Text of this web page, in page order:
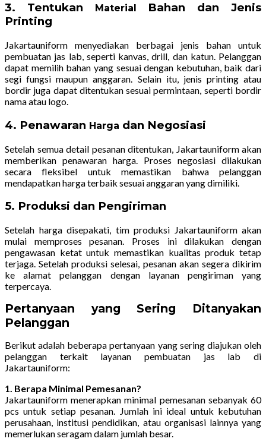
3. Tentukan Material
Bahan dan Jenis
Printing
Jakartauniform menyediakan berbagai jenis bahan untuk
pembuatan jas lab, seperti kanvas, drill, dan katun. Pelanggan
dapat memilih bahan yang sesuai dengan kebutuhan, baik dari
segi fungsi maupun anggaran. Selain itu, jenis printing atau
bordir juga dapat ditentukan sesuai permintaan, seperti bordir
nama atau logo.
4. Penawaran Harga dan Negosiasi
Setelah semua detail pesanan ditentukan, Jakartauniform akan
memberikan penawaran harga. Proses negosiasi dilakukan
secara fleksibel untuk memastikan bahwa pelanggan
mendapatkan harga terbaik sesuai anggaran yang dimiliki.
5. Produksi dan Pengiriman
Setelah harga disepakati, tim produksi Jakartauniform akan
mulai memproses pesanan. Proses ini dilakukan dengan
pengawasan ketat untuk memastikan kualitas produk tetap
terjaga. Setelah produksi selesai, pesanan akan segera dikirim
ke alamat pelanggan dengan layanan pengiriman yang
terpercaya.
Pertanyaan yang Sering Ditanyakan
Pelanggan
Berikut adalah beberapa pertanyaan yang sering diajukan oleh
pelanggan terkait layanan pembuatan jas lab di
Jakartauniform:
1. Berapa Minimal Pemesanan?
Jakartauniform menerapkan minimal pemesanan sebanyak 60
pcs untuk setiap pesanan. Jumlah ini ideal untuk kebutuhan
perusahaan, institusi pendidikan, atau organisasi lainnya yang
memerlukan seragam dalam jumlah besar.